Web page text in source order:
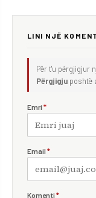
LINI NJË
Për t'u përgjigjur
Përgjigju poshtë
Emri *
Email *
Komenti *